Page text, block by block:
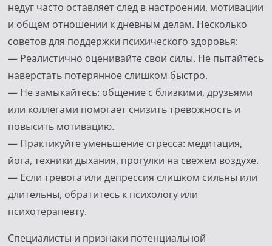
недуг часто оставляет след в настроении, мотивации
и общем отношении к дневным делам. Несколько
советов для поддержки психического здоровья:
— Реалистично оценивайте свои силы. Не пытайтесь
наверстать потерянное слишком быстро.
— Не замыкайтесь: общение с близкими, друзьями
или коллегами помогает снизить тревожность и
повысить мотивацию.
— Практикуйте уменьшение стресса: медитация,
йога, техники дыхания, прогулки на свежем воздухе.
— Если тревога или депрессия слишком сильны или
длительны, обратитесь к психологу или
психотерапевту.
Специалисты и признаки потенциальной